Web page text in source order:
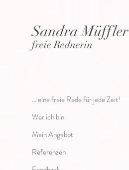
... eine freie Rede für jede Zeit!
Wer ich bin
Mein Angebot
Referenzen
Sandra Müffler
freie Rednerin